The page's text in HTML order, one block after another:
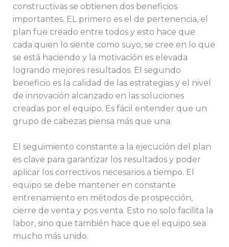
constructivas se obtienen dos beneficios
importantes. EL primero es el de pertenencia, el
plan fue creado entre todos y esto hace que
cada quien lo siente como suyo, se cree en lo que
se está haciendo y la motivación es elevada
logrando mejores resultados. El segundo
beneficio es la calidad de las estrategias y el nivel
de innovación alcanzado en las soluciones
creadas por el equipo. Es fácil entender que un
grupo de cabezas piensa más que una.
El seguimiento constante a la ejecución del plan
es clave para garantizar los resultados y poder
aplicar los correctivos necesarios a tiempo. El
equipo se debe mantener en constante
entrenamiento en métodos de prospección,
cierre de venta y pos venta. Esto no solo facilita la
labor, sino que también hace que el equipo sea
mucho más unido.